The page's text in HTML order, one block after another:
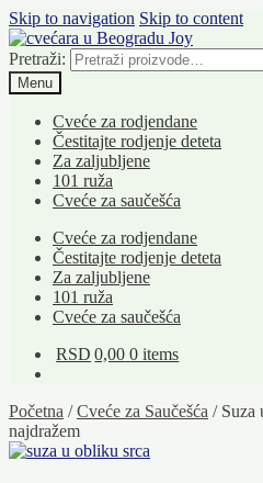
Skip to navigation Skip to content
Pretraži:
Menu
Cveće za rodjendane
Čestitajte rodjenje deteta
Za zaljubljene
101 ruža
Cveće za saučešća
Cveće za rodjendane
Čestitajte rodjenje deteta
Za zaljubljene
101 ruža
Cveće za saučešća
RSD 0,00 0 items
Početna /Cveće za Saučešća / Suza
najdražem